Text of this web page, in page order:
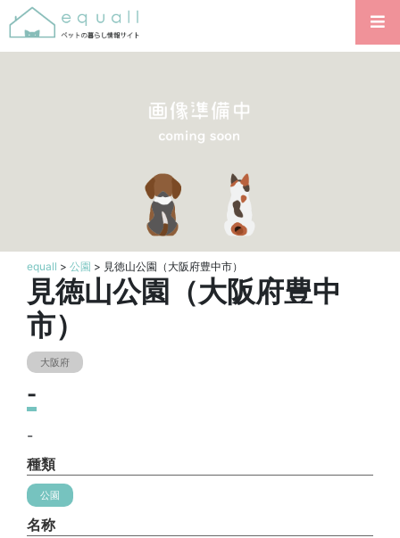
equall > 公園 > 見徳山公園（大阪府豊中市）
見徳山公園（大阪府豊中
市）
大阪府
-
-
種類
公園
名称